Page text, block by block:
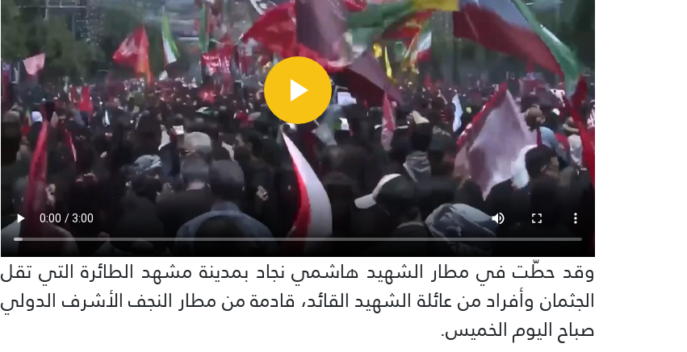
وقد حطّت في مطار الشهيد هاشمي نجاد بمدينة مشهد الطائرة التي تقل
الجثمان وأفراد من عائلة الشهيد القائد، قادمة من مطار النجف الأشرف الدولي
صباح اليوم الخميس.